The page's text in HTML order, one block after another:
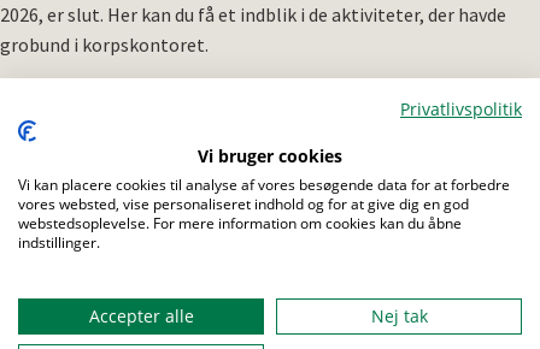
2026, er slut. Her kan du få et indblik i de aktiviteter, der havde
grobund i korpskontoret.
Privatlivspolitik
Vi bruger cookies
Vi kan placere cookies til analyse af vores besøgende data for at forbedre
vores websted, vise personaliseret indhold og for at give dig en god
webstedsoplevelse. For mere information om cookies kan du åbne
indstillinger.
Accepter alle
Nej tak